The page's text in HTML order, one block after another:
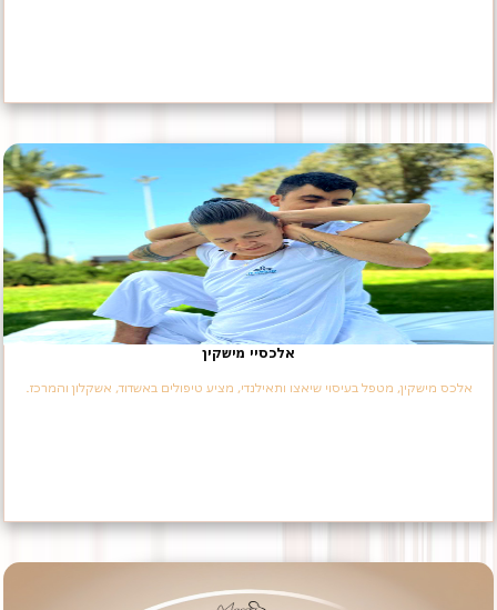
אלכסיי מישקין
אלכס מישקין, מטפל בעיסוי שיאצו ותאילנדי, מציע טיפולים באשדוד, אשקלון והמרכז.